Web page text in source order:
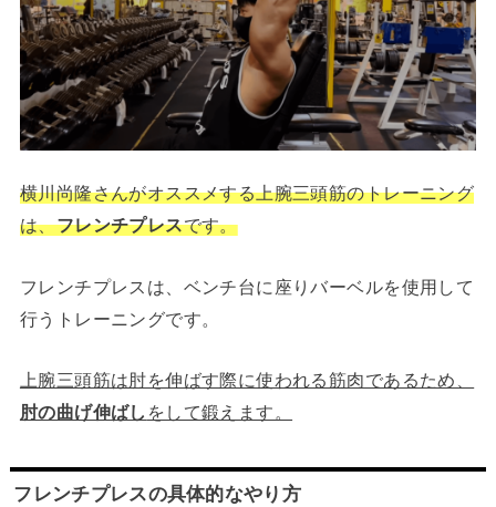
横川尚隆さんがオススメする上腕三頭筋のトレーニング
は、フレンチプレスです。
フレンチプレスは、ベンチ台に座りバーベルを使用して
行うトレーニングです。
上腕三頭筋は肘を伸ばす際に使われる筋肉であるため、
肘の曲げ伸ばし をして鍛えます。
フレンチプレスの具体的なやり方